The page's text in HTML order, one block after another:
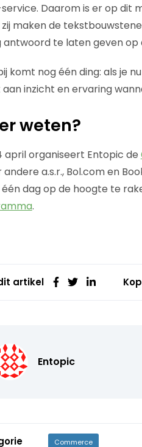
Daarom is er op dit
maken de
antwoord te laten geven op
komt nog één ding: als je
inzicht en ervaring
weten?
april organiseert Entopic de
andere a.s.r., Bol.com en
dag op de hoogte te
.
artikel
Entopic
Commerce